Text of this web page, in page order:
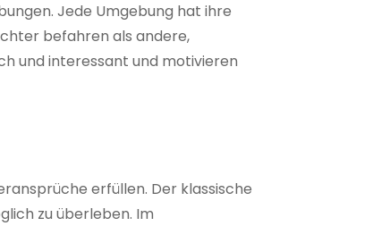
Jede Umgebung hat ihre
befahren als andere,
und interessant und motivieren
erfüllen. Der klassische
zu überleben. Im